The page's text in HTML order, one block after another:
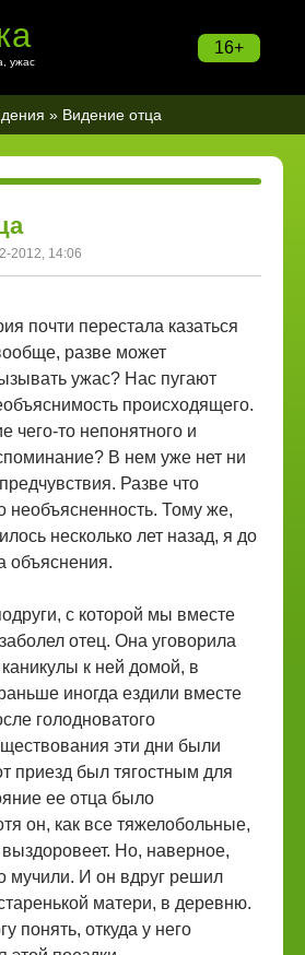
16+
ужас
» Видение отца
2012, 14:06
почти перестала казаться
разве может
ужас? Нас пугают
происходящего.
чего-то непонятного и
В нем уже нет ни
Разве что
необъясненность. Тому же,
несколько лет назад, я до
объяснения.
с которой мы вместе
отец. Она уговорила
к ней домой, в
иногда ездили вместе
голодноватого
эти дни были
приезд был тягостным для
ее отца было
он, как все тяжелобольные,
выздоровеет. Но, наверное,
мучили. И он вдруг решил
матери, в деревню.
понять, откуда у него